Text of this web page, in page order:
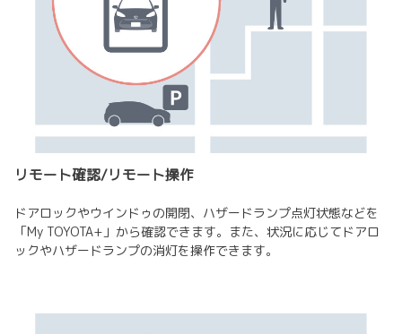
リモート確認/リモート操作
ドアロックやウインドゥの開閉、ハザードランプ点灯状態などを
「My TOYOTA+」から確認できます。また、状況に応じてドアロ
ックやハザードランプの消灯を操作できます。